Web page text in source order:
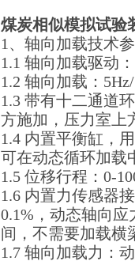
煤炭相似模拟试验
1、轴向加载技术
1.1 轴向加载驱动
1.2 轴向加载：
1.3 带有十二通道
方施加，压力室上
1.4 内置平衡缸，
可在动态循环加载
1.5 位移行程：0-
1.6 内置力传感器
0.1%，动态轴向应
间，不需要加载横
1.7 轴向加载力：